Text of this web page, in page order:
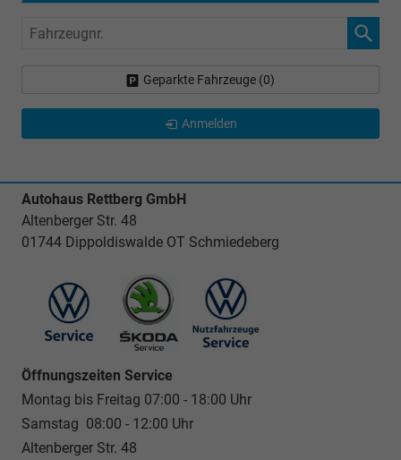
Fahrzeugnr.
Geparkte Fahrzeuge (0)
Anmelden
Autohaus Rettberg GmbH
Altenberger Str. 48
01744 Dippoldiswalde OT Schmiedeberg
Öffnungszeiten Service
Montag bis Freitag 07:00 - 18:00 Uhr
Samstag 08:00 - 12:00 Uhr
Altenberger Str. 48